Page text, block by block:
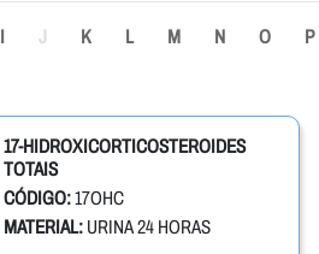
I J K L M N O P
17-HIDROXICORTICOSTEROIDES
TOTAIS
CÓDIGO:17OHC
MATERIAL:URINA 24 HORAS